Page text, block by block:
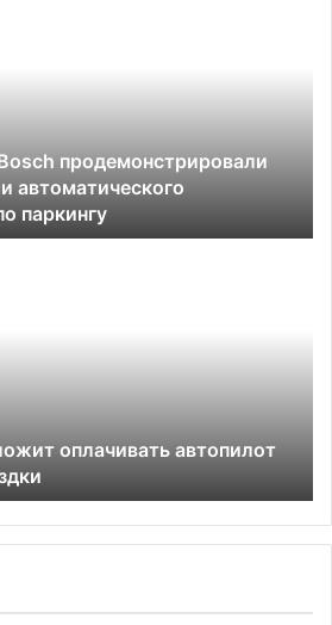
продемонстрировали
автоматического
паркингу
оплачивать автопилот